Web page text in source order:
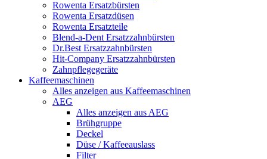
Rowenta Ersatzbürsten
Rowenta Ersatzdüsen
Rowenta Ersatzteile
Blend-a-Dent Ersatzzahnbürsten
Dr.Best Ersatzzahnbürsten
Hit-Company Ersatzzahnbürsten
Zahnpflegegeräte
Kaffeemaschinen
Alles anzeigen aus Kaffeemaschinen
AEG
Alles anzeigen aus AEG
Brühgruppe
Deckel
Düse / Kaffeeauslass
Filter